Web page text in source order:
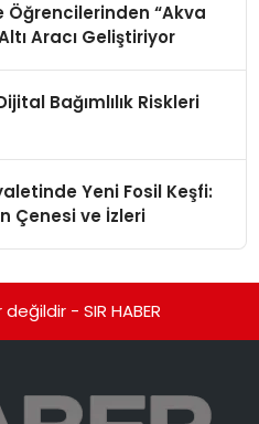
Öğrencilerinden “Akva
Aracı Geliştiriyor
Bağımlılık Riskleri
Yeni Fosil Keşfi:
Çenesi ve İzleri
- SIR HABER